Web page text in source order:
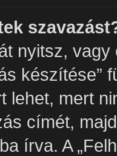
nyitsz,
készítése”
lehet, mert
címét,
írva. A